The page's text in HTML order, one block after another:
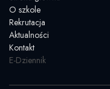
O szkole
Rekrutacja
Aktualności
Kontakt
E-Dziennik